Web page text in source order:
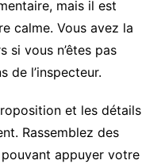
mais il est
calme. Vous avez la
si vous n’êtes pas
de l’inspecteur.
et les détails
Rassemblez des
appuyer votre